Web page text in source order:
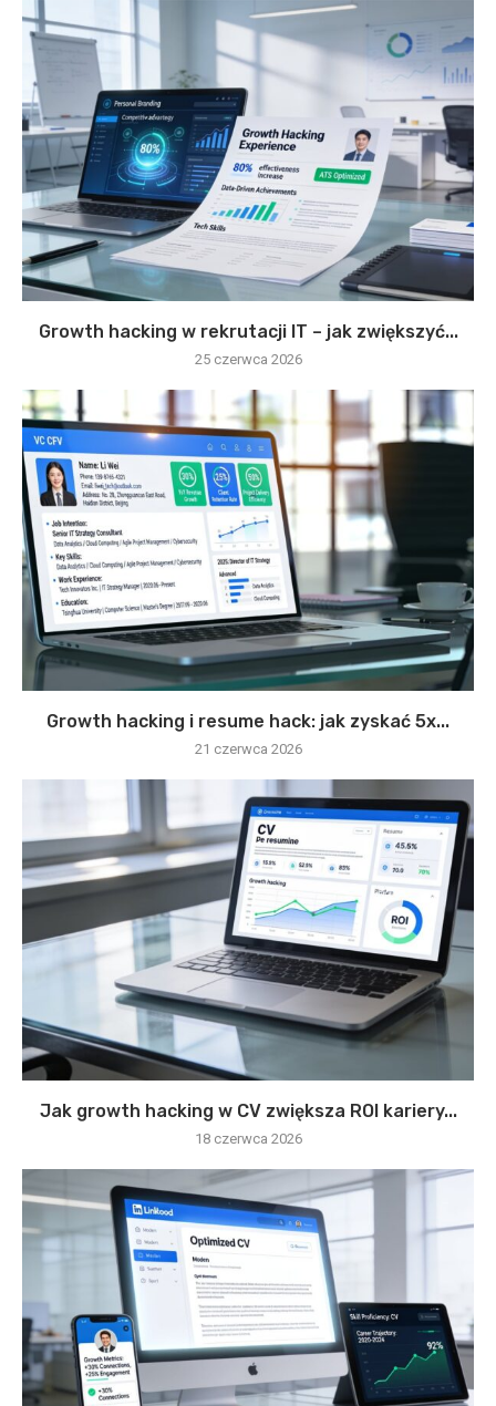
Growth hacking w rekrutacji IT – jak zwiększyć...
25 czerwca 2026
Growth hacking i resume hack: jak zyskać 5x...
21 czerwca 2026
Jak growth hacking w CV zwiększa ROI kariery...
18 czerwca 2026